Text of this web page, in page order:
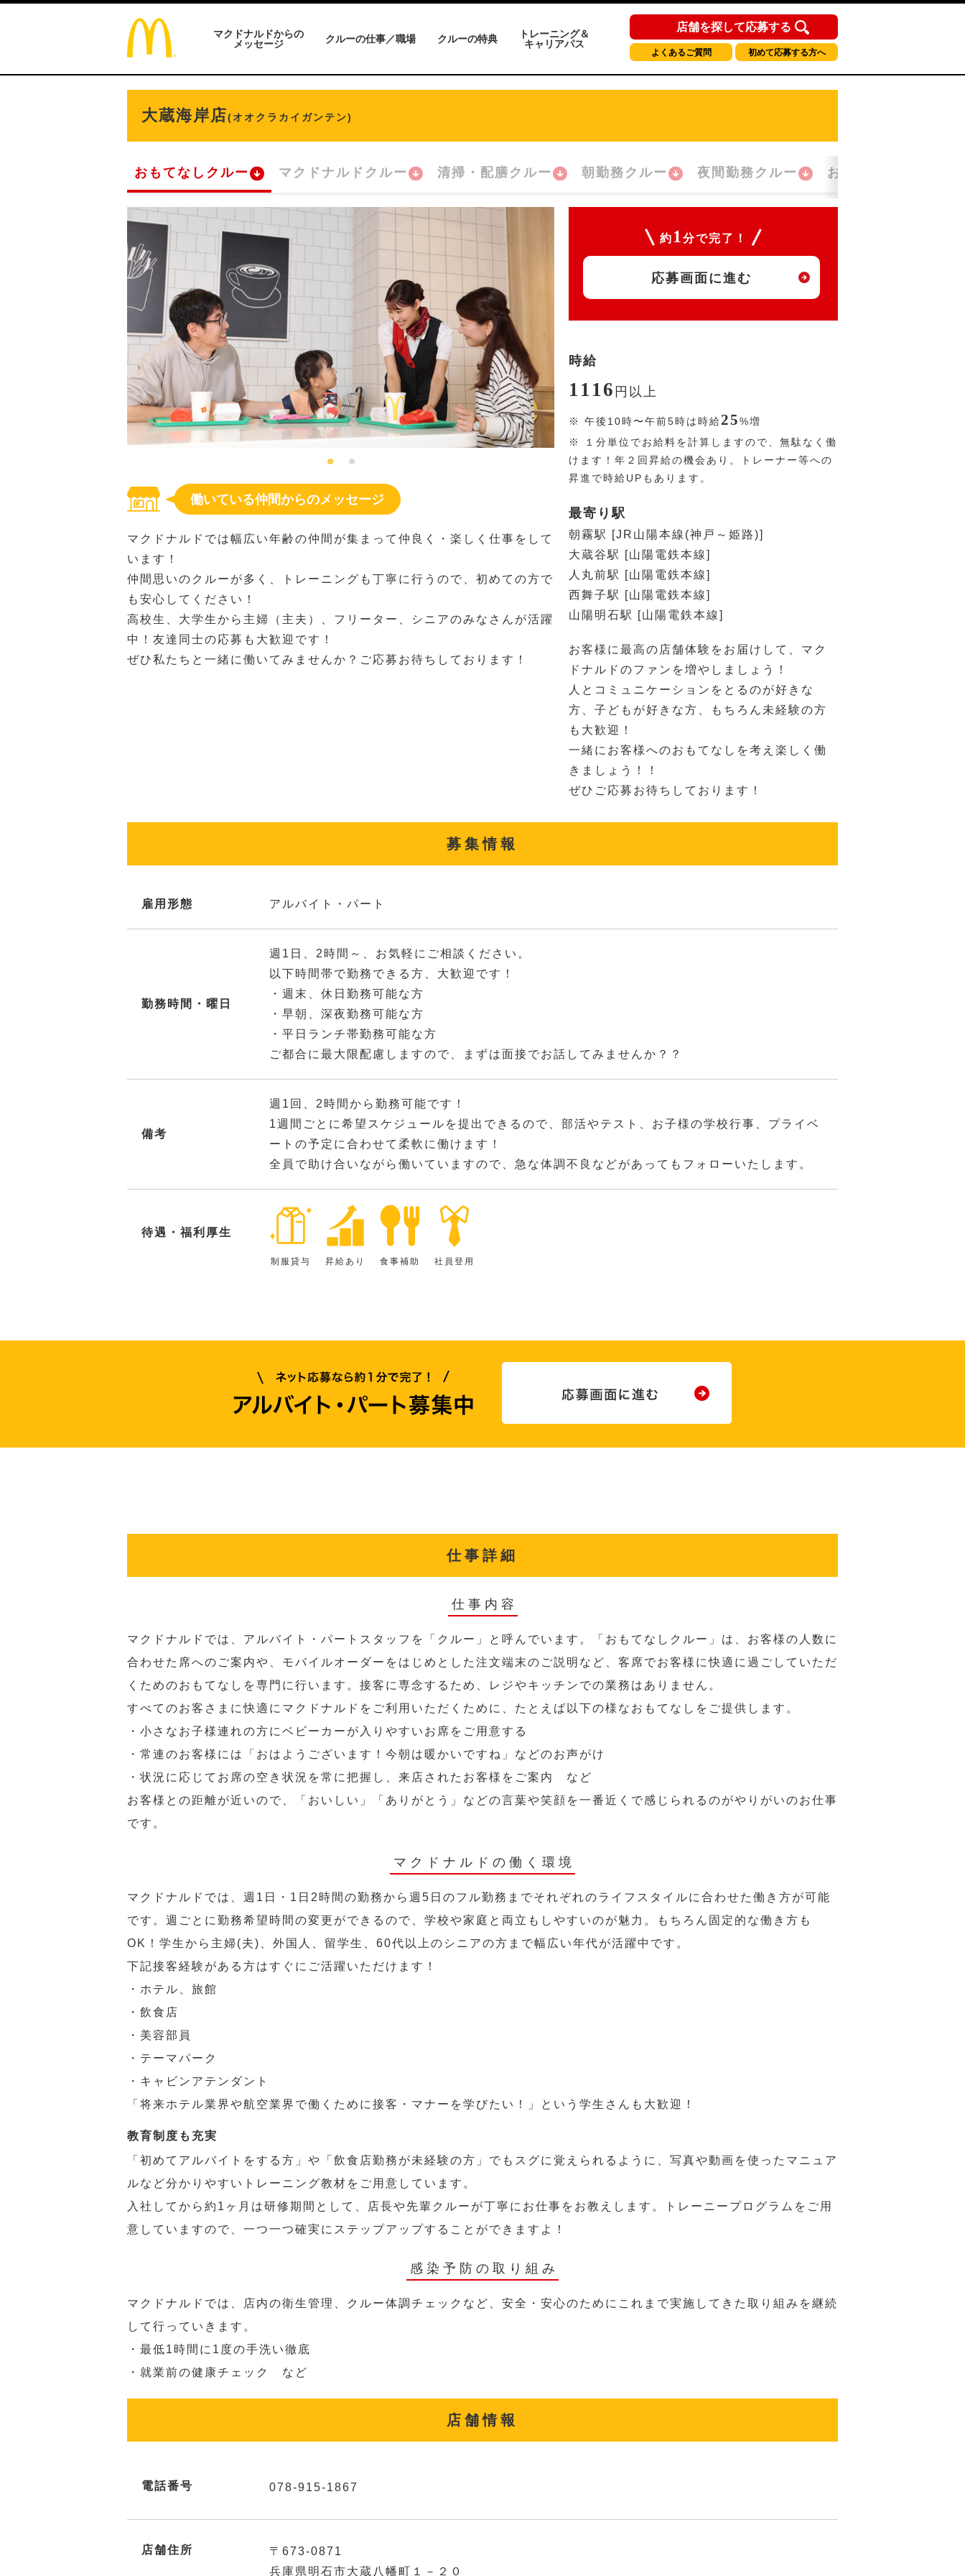
マクドナルドからの
メッセージ
クルーの仕事／職場 クルーの特典
トレーニング＆
キャリアパス
店舗を探して応募する
よくあるご質問 初めて応募する方へ
大蔵海岸店(オオクラカイガンテン)
おもてなしクルー マクドナルドクルー 清掃・配膳クルー 朝勤務クルー 夜間勤務クルー おかえり！クルー
働いている仲間からのメッセージ
マクドナルドでは幅広い年齢の仲間が集まって仲良く・楽しく仕事をして
います！
仲間思いのクルーが多く、トレーニングも丁寧に行うので、初めての方で
も安心してください！
高校生、大学生から主婦（主夫）、フリーター、シニアのみなさんが活躍
中！友達同士の応募も大歓迎です！
ぜひ私たちと一緒に働いてみませんか？ご応募お待ちしております！
約 1 分で完了！
応募画面に進む
時給
1116 円 以上
※ 午後10時〜午前5時は時給25%増
※
１分単位でお給料を計算しますので、無駄なく働
けます！年２回昇給の機会あり。トレーナー等への
昇進で時給UPもあります。
最寄り駅
朝霧駅 [JR山陽本線(神戸～姫路)]
大蔵谷駅 [山陽電鉄本線]
人丸前駅 [山陽電鉄本線]
西舞子駅 [山陽電鉄本線]
山陽明石駅 [山陽電鉄本線]
お客様に最高の店舗体験をお届けして、マク
ドナルドのファンを増やしましょう！
人とコミュニケーションをとるのが好きな
方、子どもが好きな方、もちろん未経験の方
も大歓迎！
一緒にお客様へのおもてなしを考え楽しく働
きましょう！！
ぜひご応募お待ちしております！
募集情報
雇用形態 アルバイト・パート
勤務時間・曜日
週1日、2時間～、お気軽にご相談ください。
以下時間帯で勤務できる方、大歓迎です！
・週末、休日勤務可能な方
・早朝、深夜勤務可能な方
・平日ランチ帯勤務可能な方
ご都合に最大限配慮しますので、まずは面接でお話してみませんか？？
備考
週1回、2時間から勤務可能です！
1週間ごとに希望スケジュールを提出できるので、部活やテスト、お子様の学校行事、プライベ
ートの予定に合わせて柔軟に働けます！
全員で助け合いながら働いていますので、急な体調不良などがあってもフォローいたします。
待遇・福利厚生
制服貸与 昇給あり 食事補助 社員登用
仕事詳細
仕事内容
マクドナルドでは、アルバイト・パートスタッフを「クルー」と呼んでいます。「おもてなしクルー」は、お客様の人数に
合わせた席へのご案内や、モバイルオーダーをはじめとした注文端末のご説明など、客席でお客様に快適に過ごしていただ
くためのおもてなしを専門に行います。接客に専念するため、レジやキッチンでの業務はありません。
すべてのお客さまに快適にマクドナルドをご利用いただくために、たとえば以下の様なおもてなしをご提供します。
・小さなお子様連れの方にベビーカーが入りやすいお席をご用意する
・常連のお客様には「おはようございます！今朝は暖かいですね」などのお声がけ
・状況に応じてお席の空き状況を常に把握し、来店されたお客様をご案内 など
お客様との距離が近いので、「おいしい」「ありがとう」などの言葉や笑顔を一番近くで感じられるのがやりがいのお仕事
です。
マクドナルドの働く環境
マクドナルドでは、週1日・1日2時間の勤務から週5日のフル勤務までそれぞれのライフスタイルに合わせた働き方が可能
です。週ごとに勤務希望時間の変更ができるので、学校や家庭と両立もしやすいのが魅力。もちろん固定的な働き方も
OK！学生から主婦(夫)、外国人、留学生、60代以上のシニアの方まで幅広い年代が活躍中です。
下記接客経験がある方はすぐにご活躍いただけます！
・ホテル、旅館
・飲食店
・美容部員
・テーマパーク
・キャビンアテンダント
「将来ホテル業界や航空業界で働くために接客・マナーを学びたい！」という学生さんも大歓迎！
教育制度も充実
「初めてアルバイトをする方」や「飲食店勤務が未経験の方」でもスグに覚えられるように、写真や動画を使ったマニュア
ルなど分かりやすいトレーニング教材をご用意しています。
入社してから約1ヶ月は研修期間として、店長や先輩クルーが丁寧にお仕事をお教えします。トレーニープログラムをご用
意していますので、一つ一つ確実にステップアップすることができますよ！
感染予防の取り組み
マクドナルドでは、店内の衛生管理、クルー体調チェックなど、安全・安心のためにこれまで実施してきた取り組みを継続
して行っていきます。
・最低1時間に1度の手洗い徹底
・就業前の健康チェック など
店舗情報
電話番号 078-915-1867
店舗住所
〒673-0871
兵庫県明石市大蔵八幡町１－２０